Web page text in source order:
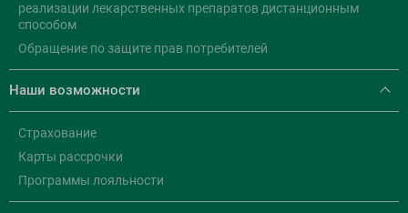
реализации лекарственных препаратов дистанционным
способом
Обращение по защите прав потребителей
Наши возможности
Страхование
Карты рассрочки
Программы лояльности